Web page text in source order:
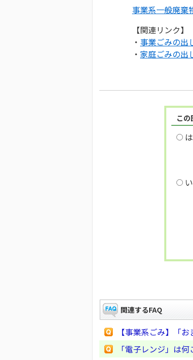
事業系一般廃棄
【関連リンク】
・ 事業ごみの出
・ 家庭ごみの出
こ
関連するFAQ
【事業系ごみ】「
「電子レンジ」は